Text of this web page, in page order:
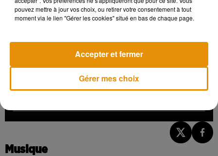
Musique
pouvez mettre à jour vos choix, ou retirer votre consentement à tout
moment via le lien "Gérer les cookies" situé en bas de chaque page.
Gérer mes choix
Accepter et fermer